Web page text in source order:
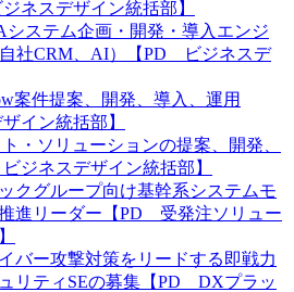
ネスデザイン統括部】
システム企画・開発・導入エンジ
自社CRM、AI）【PD ビジネスデ
案件提案、開発、導入、運用
イン統括部】
・ソリューションの提案、開発、
ジネスデザイン統括部】
クグループ向け基幹系システムモ
進リーダー【PD 受発注ソリュー
バー攻撃対策をリードする即戦力
リティSEの募集【PD DXプラッ